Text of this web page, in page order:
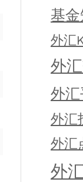
基
外汇
外
外
外汇
外汇
外